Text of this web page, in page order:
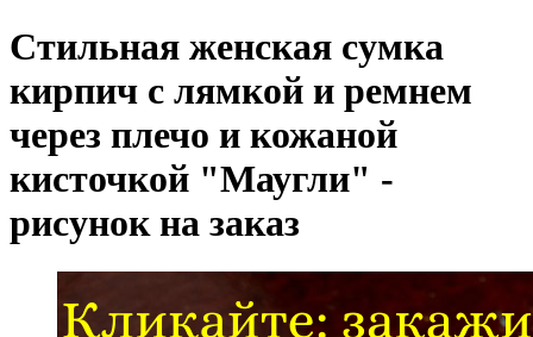
Стильная женская сумка
кирпич с лямкой и ремнем
через плечо и кожаной
кисточкой "Маугли" -
рисунок на заказ